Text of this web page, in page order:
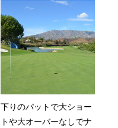
下りのパットで大ショー
トや大オーバーなしでナ